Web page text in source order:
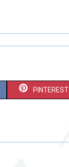
S
R
PINTEREST